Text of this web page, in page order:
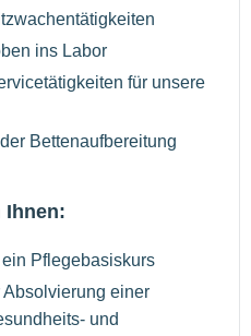
ins Labor
für unsere
Bettenaufbereitung
Ihnen:
Pflegebasiskurs
einer
und